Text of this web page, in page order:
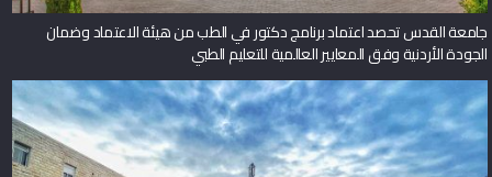
جامعة القدس تحصد اعتماد برنامج دكتور في الطب من هيئة الاعتماد وضمان
الجودة الأردنية وفق المعايير العالمية للتعليم الطبي